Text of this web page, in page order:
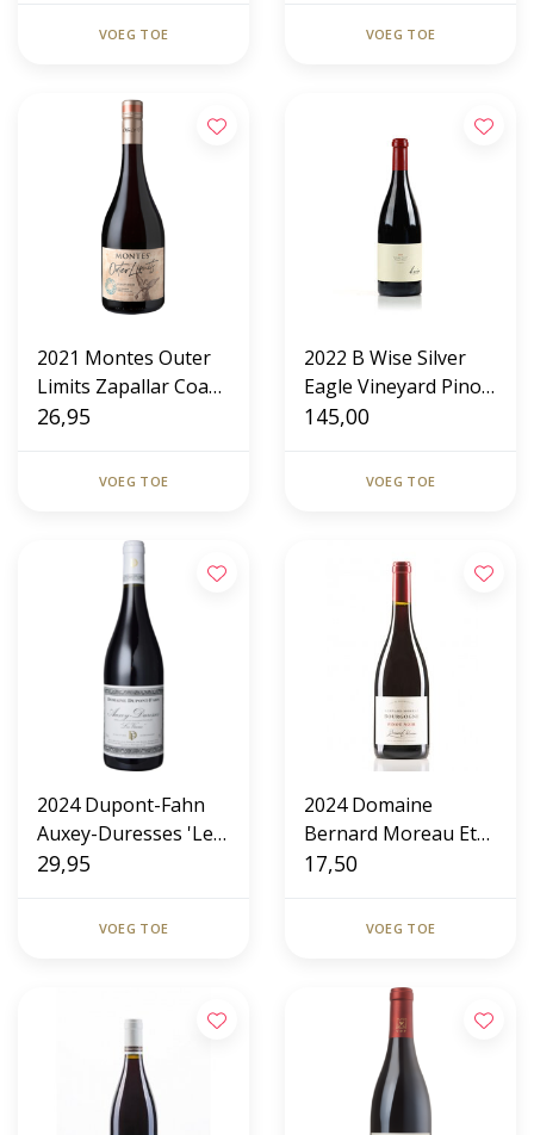
VOEG TOE VOEG TOE
2021 Montes Outer
Limits Zapallar Coast
Pinot Noir
26,95
VOEG TOE
2022 B Wise Silver
Eagle Vineyard Pinot
Noir
145,00
VOEG TOE
2024 Dupont-Fahn
Auxey-Duresses 'Les
Vireux' Rouge
29,95
VOEG TOE
2024 Domaine
Bernard Moreau Et
Fils Bourgogne Pinot
17,50
VOEG TOE